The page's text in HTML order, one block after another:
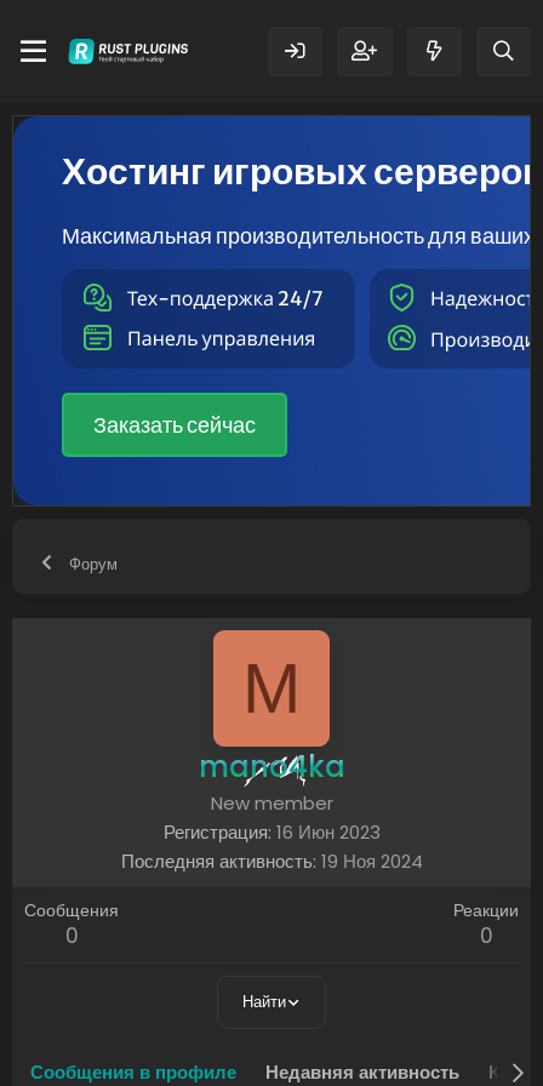
Хостинг игровых серверов
Максимальная производительность для ваших
Заказать сейчас
Форум
M
mano4ka
New member
Регистрация 16 Июн 2023
Последняя активность 19 Ноя 2024
Сообщения
0
Реакции
0
Найти
Сообщения в профиле Недавняя активность